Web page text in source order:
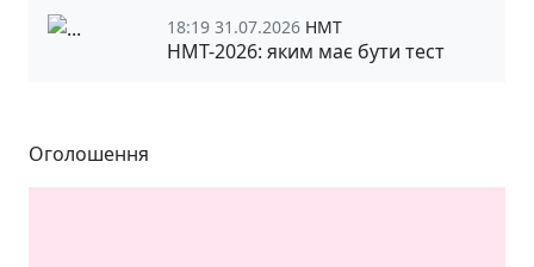
18:19 31.07.2026 НМТ
НМТ-2026: яким має бути тест
Оголошення